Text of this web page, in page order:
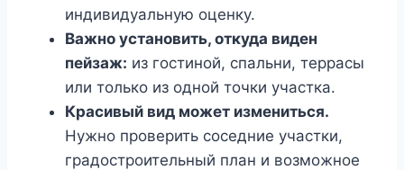
индивидуальную оценку.
Важно установить, откуда виден
пейзаж: из гостиной, спальни, террасы
или только из одной точки участка.
Красивый вид может измениться.
Нужно проверить соседние участки,
градостроительный план и возможное